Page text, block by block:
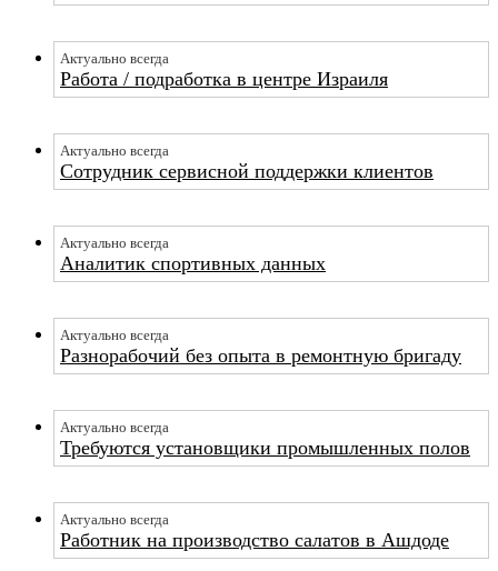
Актуально всегда
Работа / подработка в центре Израиля
Актуально всегда
Сотрудник сервисной поддержки клиентов
Актуально всегда
Аналитик спортивных данных
Актуально всегда
Разнорабочий без опыта в ремонтную бригаду
Актуально всегда
Требуются установщики промышленных полов
Актуально всегда
Работник на производство салатов в Ашдоде